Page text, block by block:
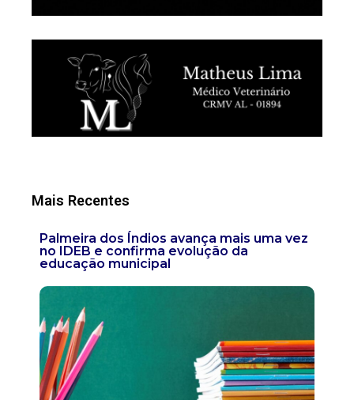
Mais Recentes
Palmeira dos Índios avança mais uma vez
no IDEB e confirma evolução da
educação municipal